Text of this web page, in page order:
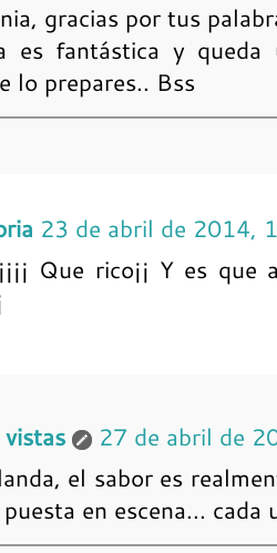
gracias por tus
es fantástica y
lo prepares.. Bss
23 de abril de 2014,
Que rico¡¡ Y es
27 de abril de
el sabor es
en escena... cada